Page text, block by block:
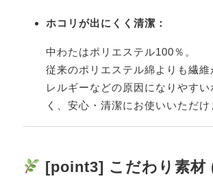
ホコリが出にくく清潔：
中わたはポリエステル100％。
従来のポリエステル綿よりも繊維
レルギーなどの原因になりやすい
く、安心・清潔にお使いいただけ
[point3] こだわり素材